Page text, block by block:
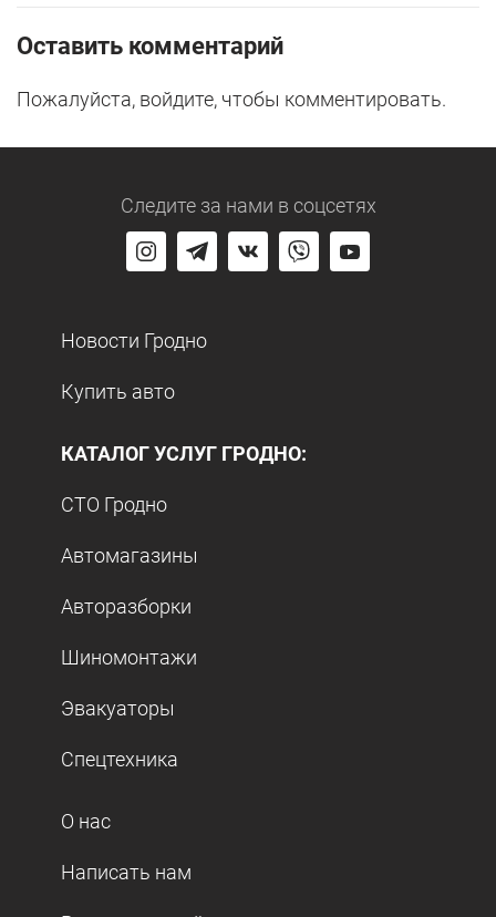
Оставить комментарий
Пожалуйста, войдите, чтобы комментировать.
Следите за нами в соцсетях
Новости Гродно
Купить авто
КАТАЛОГ УСЛУГ ГРОДНО:
СТО Гродно
Автомагазины
Авторазборки
Шиномонтажи
Эвакуаторы
Спецтехника
О нас
Написать нам